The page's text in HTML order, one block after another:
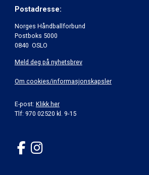
Postadresse:
Norges Håndballforbund
Postboks 5000
0840 OSLO
Meld deg på nyhetsbrev
Om cookies/informasjonskapsler
E-post: Klikk her
Tlf: 970 02520 kl. 9-15